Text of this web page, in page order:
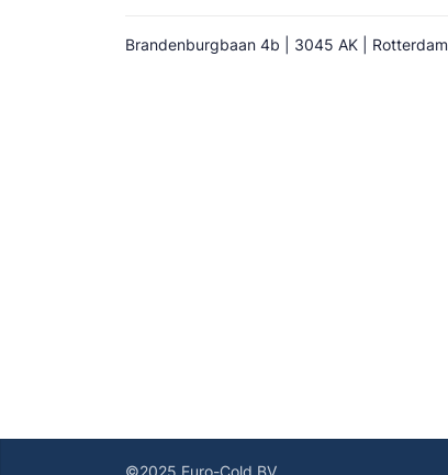
Brandenburgbaan 4b | 3045 AK | Rotterdam
©2025 Euro-Cold BV